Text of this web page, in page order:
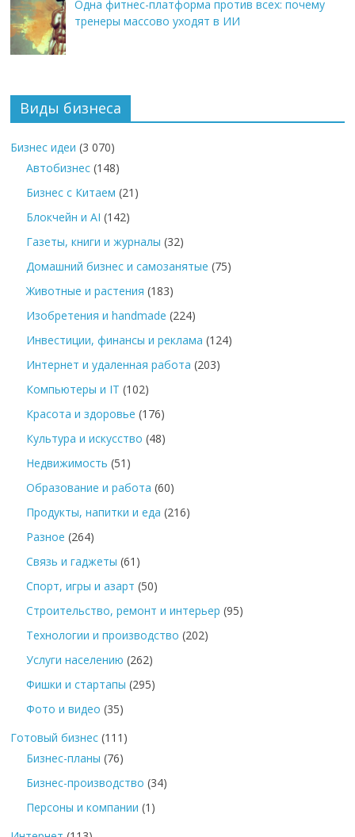
Одна фитнес-платформа против всех: почему
тренеры массово уходят в ИИ
Виды бизнеса
Бизнес идеи (3 070)
Автобизнес (148)
Бизнес с Китаем (21)
Блокчейн и AI (142)
Газеты, книги и журналы (32)
Домашний бизнес и самозанятые (75)
Животные и растения (183)
Изобретения и handmade (224)
Инвестиции, финансы и реклама (124)
Интернет и удаленная работа (203)
Компьютеры и IT (102)
Красота и здоровье (176)
Культура и искусство (48)
Недвижимость (51)
Образование и работа (60)
Продукты, напитки и еда (216)
Разное (264)
Связь и гаджеты (61)
Спорт, игры и азарт (50)
Строительство, ремонт и интерьер (95)
Технологии и производство (202)
Услуги населению (262)
Фишки и стартапы (295)
Фото и видео (35)
Готовый бизнес (111)
Бизнес-планы (76)
Бизнес-производство (34)
Персоны и компании (1)